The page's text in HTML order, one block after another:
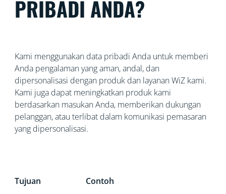
PRIBADI ANDA?
Kami menggunakan data pribadi Anda untuk memberi
Anda pengalaman yang aman, andal, dan
dipersonalisasi dengan produk dan layanan WiZ kami.
Kami juga dapat meningkatkan produk kami
berdasarkan masukan Anda, memberikan dukungan
pelanggan, atau terlibat dalam komunikasi pemasaran
yang dipersonalisasi.
Tujuan Contoh